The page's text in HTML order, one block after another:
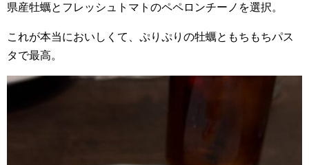
県産牡蠣とフレッシュトマトのペペロンチーノを選択。
これが本当においしくて、ぷりぷりの牡蠣ともちもちパス
タで最高。